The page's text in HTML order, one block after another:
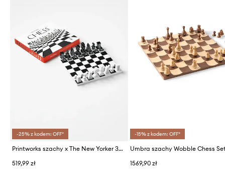
-25% z kodem: OFF*
Printworks szachy x The New Yorker 35 x 35 cm
519,99 zł
-15% z kodem: OFF*
Umbra szachy Wobble Chess
1569,90 zł